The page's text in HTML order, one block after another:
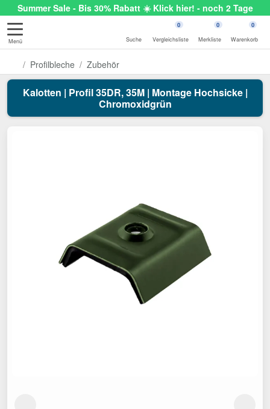
Summer Sale - Bis 30% Rabatt ☀️ Klick hier! - noch 2 Tage
Menü Suche
0
Vergleichsliste
0
Merkliste
0
Warenkorb
Profilbleche Zubehör
Kalotten | Profil 35DR, 35M | Montage Hochsicke |
Chromoxidgrün